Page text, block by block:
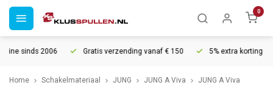
0
Gratis verzending vanaf € 150 5% extra korting vanaf € 1000
Home Schakelmateriaal JUNG JUNG A Viva
JUNG A Viva